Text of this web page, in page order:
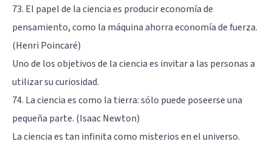
73. El papel de la ciencia es producir economía de
pensamiento, como la máquina ahorra economía de fuerza.
(Henri Poincaré)
Uno de los objetivos de la ciencia es invitar a las personas a
utilizar su curiosidad.
74. La ciencia es como la tierra: sólo puede poseerse una
pequeña parte. (Isaac Newton)
La ciencia es tan infinita como misterios en el universo.